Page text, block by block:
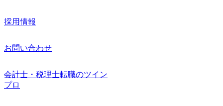
採用情報
お問い合わせ
会計士・税理士転職のツイン
プロ